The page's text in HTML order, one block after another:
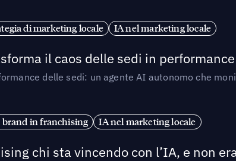
di marketing locale IA nel marketing locale
il caos delle sedi in
delle sedi: un agente AI autonomo che
brand in franchising IA nel marketing locale
chi sta vincendo con l’IA, e non